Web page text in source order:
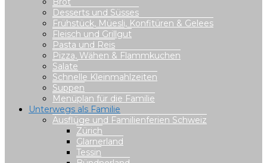
Desserts und Süsses
Frühstück, Müesli, Konfitüren & Gelees
Fleisch und Grillgut
Pasta und Reis
Pizza, Wähen & Flammkuchen
Salate
Schnelle Kleinmahlzeiten
Suppen
Menüplan für die Familie
Unterwegs als Familie
Ausflüge und Familienferien Schweiz
Zürich
Glarnerland
Tessin